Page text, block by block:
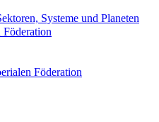
Systeme und Planeten
Föderation